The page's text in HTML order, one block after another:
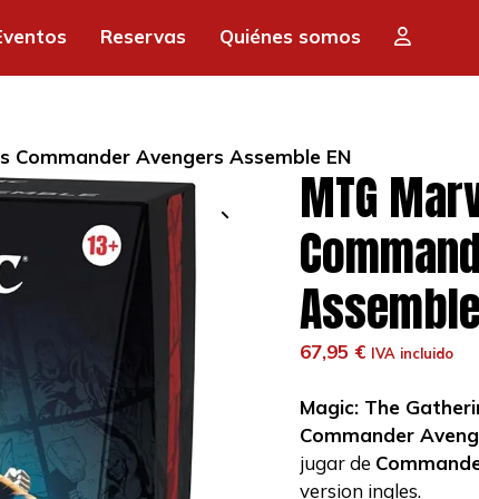
Reservas Quiénes somos
Commander Avengers Assemble EN
MTG
67,95 € IVA incluido
Magic: The
Commander
jugar de
version ingles.